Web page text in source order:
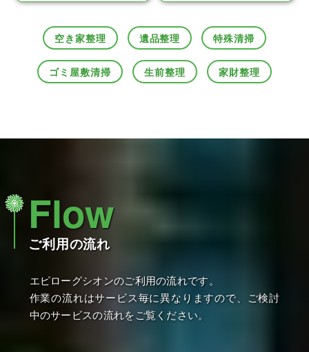
空き家整理 遺品整理 特殊清掃
ゴミ屋敷清掃 生前整理 家財整理
Flow
ご利用の流れ
エピローグシオンのご利用の流れです。
作業の流れはサービス毎に異なりますので、ご検討
中のサービスの流れをご覧ください。